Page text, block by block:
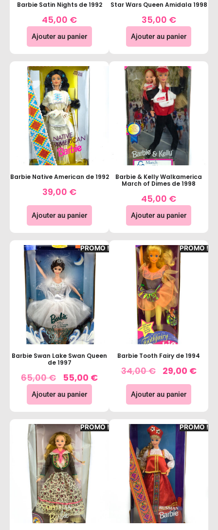
Barbie Satin Nights de 1992
45,00 €
Ajouter au panier
Star Wars Queen Amidala 1998
35,00 €
Ajouter au panier
Barbie Native American de 1992
39,00 €
Ajouter au panier
Barbie & Kelly Walkamerica
March of Dimes de 1998
45,00 €
Ajouter au panier
PROMO !
Barbie Swan Lake Swan Queen
de 1997
65,00€ 55,00 €
Ajouter au panier
PROMO !
Barbie Tooth Fairy de 1994
34,00€ 29,00 €
Ajouter au panier
PROMO ! PROMO !